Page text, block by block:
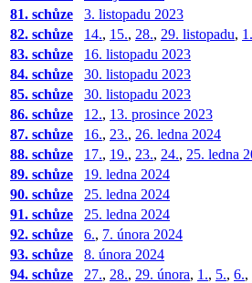
81. schůze
3. listopadu 2023
82. schůze
14., 15., 28., 29. listopadu,
83. schůze
16. listopadu 2023
84. schůze
30. listopadu 2023
85. schůze
30. listopadu 2023
86. schůze
12., 13. prosince 2023
87. schůze
16., 23., 26. ledna 2024
88. schůze
17., 19., 23., 24., 25. ledna
89. schůze
19. ledna 2024
90. schůze
25. ledna 2024
91. schůze
25. ledna 2024
92. schůze
6., 7. února 2024
93. schůze
8. února 2024
94. schůze
27., 28., 29. února, 1., 5., 6.,